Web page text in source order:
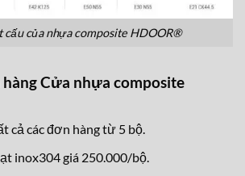
cấu của nhựa composite HDOOR®
hàng Cửa nhựa composite
cả các đơn hàng từ 5 bộ.
inox304 giá 250.000/bộ.